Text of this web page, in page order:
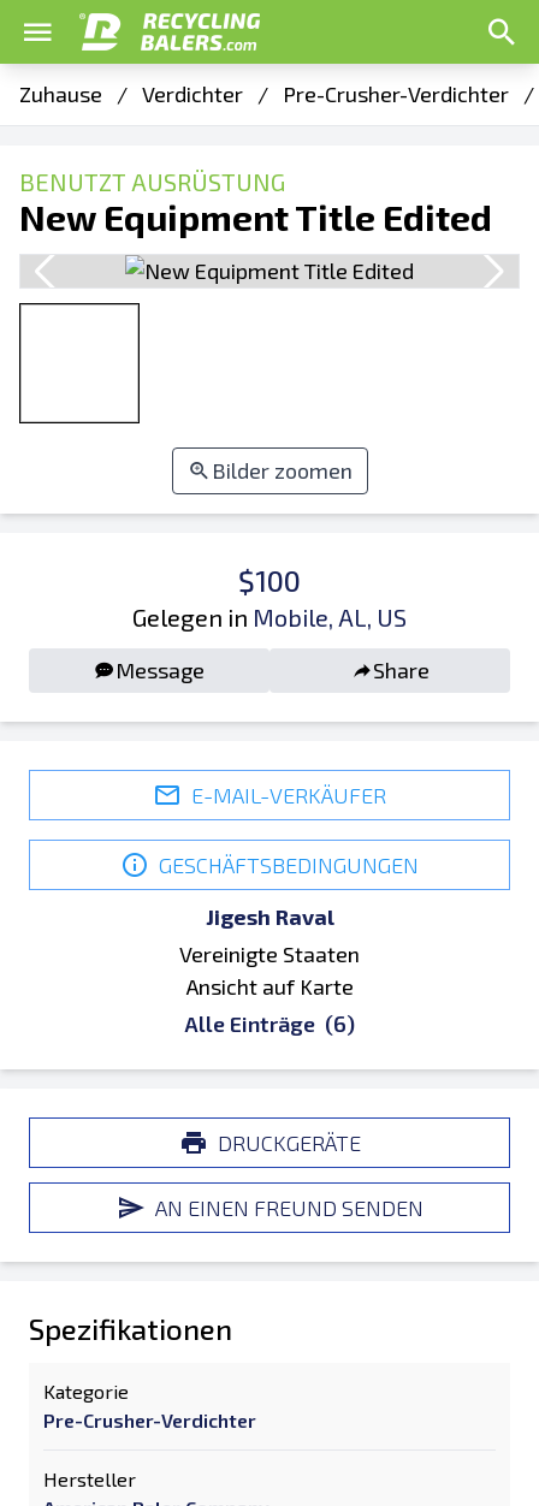
Zuhause / Verdichter / Pre-Crusher-Verdichter /
BENUTZT AUSRÜSTUNG
New Equipment Title Edited
Bilder zoomen
$100
Gelegen in Mobile, AL, US
Message Share
E-MAIL-VERKÄUFER
GESCHÄFTSBEDINGUNGEN
Jigesh Raval
Vereinigte Staaten
Ansicht auf Karte
Alle Einträge (6)
DRUCKGERÄTE
AN EINEN FREUND SENDEN
Spezifikationen
Kategorie
Pre-Crusher-Verdichter
Hersteller